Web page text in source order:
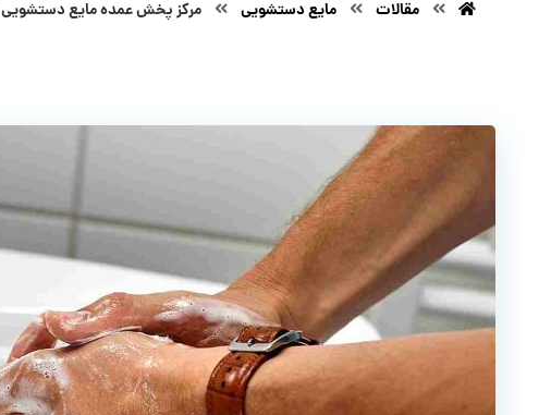
مقالات مایع دستشویی مرکز پخش عمده مایع دستشویی ۲۰ لیتری